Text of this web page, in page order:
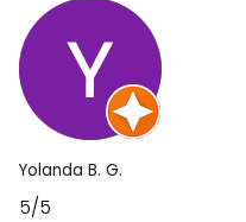
Yolanda B. G.
5/5